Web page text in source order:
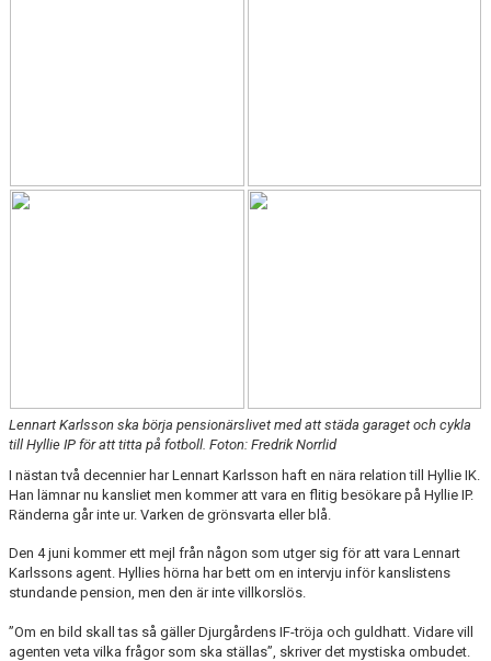
MEDLEMSKAP
Lennart Karlsson ska börja pensionärslivet med att städa garaget och cykla
till Hyllie IP för att titta på fotboll. Foton: Fredrik Norrlid
I nästan två decennier har Lennart Karlsson haft en nära relation till Hyllie IK.
Han lämnar nu kansliet men kommer att vara en flitig besökare på Hyllie IP.
Ränderna går inte ur. Varken de grönsvarta eller blå.
Den 4 juni kommer ett mejl från någon som utger sig för att vara Lennart
Karlssons agent. Hyllies hörna har bett om en intervju inför kanslistens
stundande pension, men den är inte villkorslös.
”Om en bild skall tas så gäller Djurgårdens IF-tröja och guldhatt. Vidare vill
agenten veta vilka frågor som ska ställas”, skriver det mystiska ombudet.